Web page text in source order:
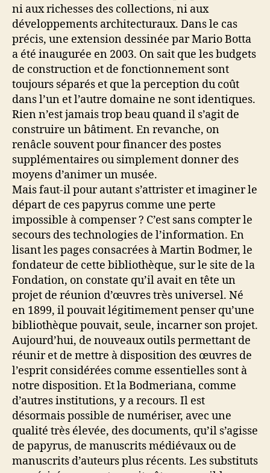
ni aux richesses des collections, ni aux
développements architecturaux. Dans le cas
précis, une extension dessinée par Mario Botta
a été inaugurée en 2003. On sait que les budgets
de construction et de fonctionnement sont
toujours séparés et que la perception du coût
dans l’un et l’autre domaine ne sont identiques.
Rien n’est jamais trop beau quand il s’agit de
construire un bâtiment. En revanche, on
renâcle souvent pour financer des postes
supplémentaires ou simplement donner des
moyens d’animer un musée.
Mais faut-il pour autant s’attrister et imaginer le
départ de ces papyrus comme une perte
impossible à compenser ? C’est sans compter le
secours des technologies de l’information. En
lisant les pages consacrées à Martin Bodmer, le
fondateur de cette bibliothèque, sur le site de la
Fondation, on constate qu’il avait en tête un
projet de réunion d’œuvres très universel. Né
en 1899, il pouvait légitimement penser qu’une
bibliothèque pouvait, seule, incarner son projet.
Aujourd’hui, de nouveaux outils permettant de
réunir et de mettre à disposition des œuvres de
l’esprit considérées comme essentielles sont à
notre disposition. Et la Bodmeriana, comme
d’autres institutions, y a recours. Il est
désormais possible de numériser, avec une
qualité très élevée, des documents, qu’il s’agisse
de papyrus, de manuscrits médiévaux ou de
manuscrits d’auteurs plus récents. Les substituts